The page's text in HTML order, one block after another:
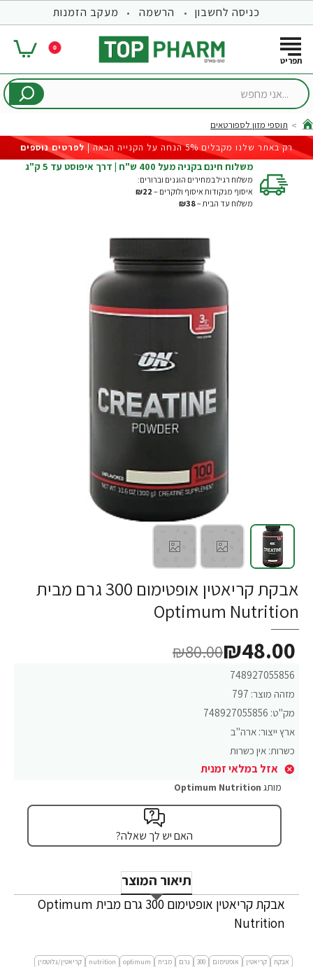
כניסה לחשבון הרשמה מעקב הזמנות
0
...אני
home
תוספי מזון לספורטאים
רק באתר שלנו מקבלים 5% הנחה על הקנייה הבאה |
לפרטים נוספים
משלוח חינם בקניה מעל 400 ש"ח | דרך איפוסט עד 5 ק"ג
משלוח רגיל במחירים הוגנים וברורים:
איסוף מנקודות איסוף ולוקרים – ₪22
משלוח עד הבית –₪38
-40%
אבקת קריאטין אופטימום 300 גרם מבית
Optimum Nutrition
748927055856
מזהה מוצר: 797
מק"ט: 748927055856
ארץ ייצור: ארה"ב
כשרות: אין כשרות
אזל במלאי זמנית
₪48.00
₪80.00
מותג Optimum Nutrition
האם יש לך שאלה?
תיאור המוצר
אבקת קריאטין אופטימום 300 גרם מבית Optimum
Nutrition
אבקת קריאטין אופטימום 300 גרם מבית optimum
nutrition
קריאטין/גלוטמין